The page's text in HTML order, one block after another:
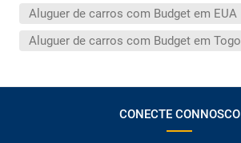
Aluguer de carros com Budget em EUA
Aluguer de carros com Budget em Togo
CONECTE CONNOSCO